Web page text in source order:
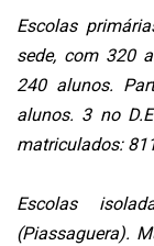
Escolas
sede, com 320
240 alunos.
alunos. 3 no
matriculados:
Escolas
(Piassaguera).